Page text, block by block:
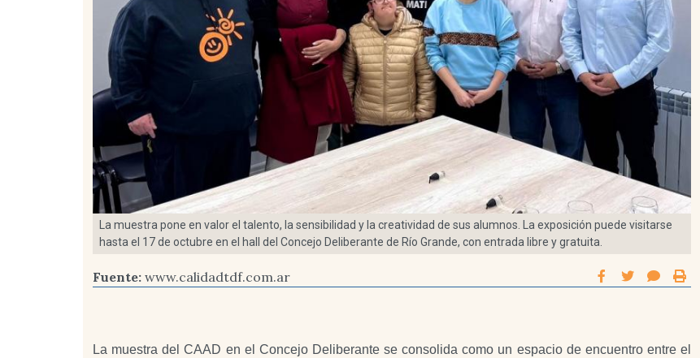
La muestra pone en valor el talento, la sensibilidad y la creatividad de sus alumnos. La exposición puede visitarse
hasta el 17 de octubre en el hall del Concejo Deliberante de Río Grande, con entrada libre y gratuita.
Fuente: www.calidadtdf.com.ar
La muestra del CAAD en el Concejo Deliberante se consolida como un espacio de encuentro entre el